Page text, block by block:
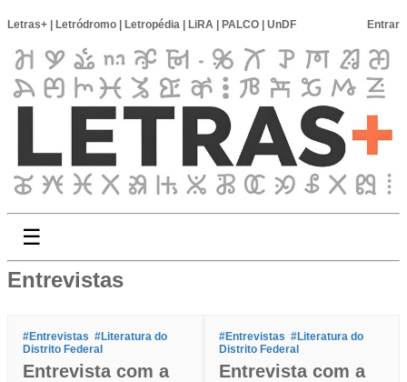
Letras+ Letródromo Letropédia LiRA PALCO UnDF Entrar
☰
Entrevistas
#Entrevistas #Literatura do
Distrito Federal
Entrevista com a
#Entrevistas #Literatura do
Distrito Federal
Entrevista com a